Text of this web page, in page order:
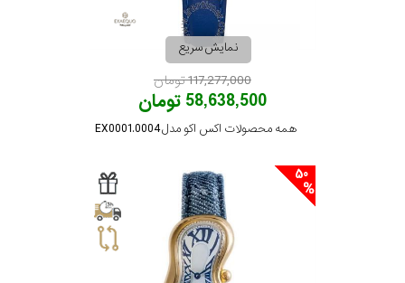
نمایش سریع
117,277,000 تومان
58,638,500 تومان
همه محصولات اکس اکو مدل EX0001.0004